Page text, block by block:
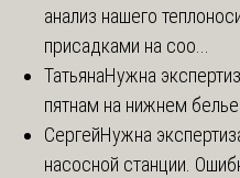
анализ нашего
присадками на соо...
ТатьянаНужна
пятнам на нижнем белье
СергейНужна
насосной станции.